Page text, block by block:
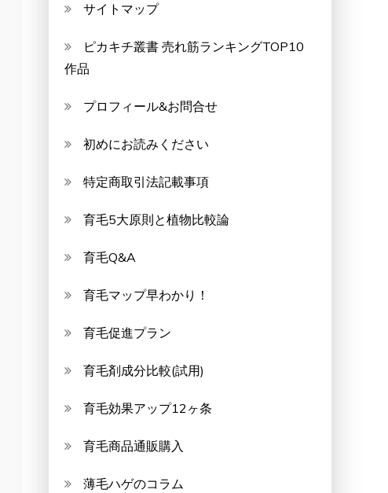
サイトマップ
ピカキチ叢書 売れ筋ランキングTOP10
作品
プロフィール&お問合せ
初めにお読みください
特定商取引法記載事項
育毛5大原則と植物比較論
育毛Q&A
育毛マップ早わかり！
育毛促進プラン
育毛剤成分比較(試用)
育毛効果アップ12ヶ条
育毛商品通販購入
薄毛ハゲのコラム